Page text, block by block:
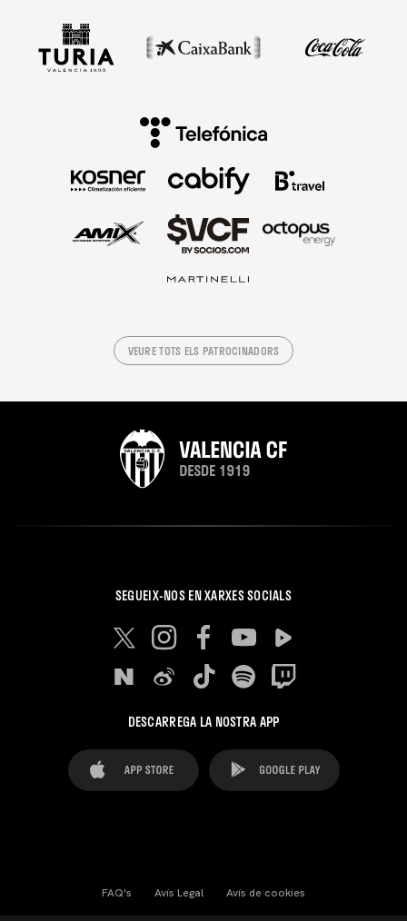
VEURE TOTS ELS PATROCINADORS
SEGUEIX-NOS EN XARXES SOCIALS
DESCARREGA LA NOSTRA APP
FAQ's Avís Legal Avís de cookies